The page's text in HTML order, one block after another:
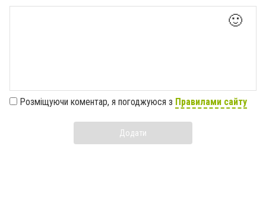
🙂
Розміщуючи коментар, я погоджуюся з Правилами сайту
Додати